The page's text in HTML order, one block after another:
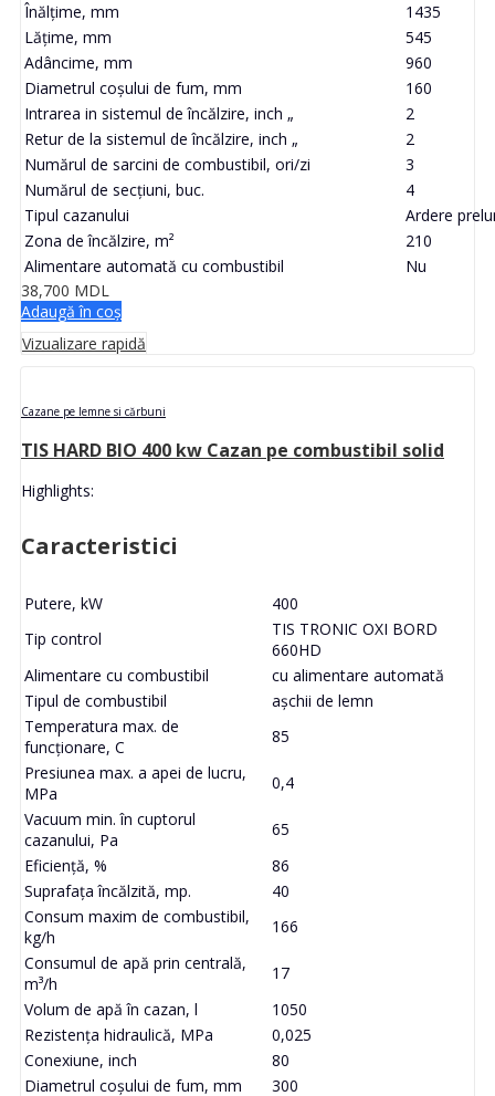
Înălţime, mm
1435
Lăţime, mm
545
Adâncime, mm
960
Diametrul coșului de fum, mm
160
Intrarea in sistemul de încălzire, inch „
2
Retur de la sistemul de încălzire, inch „
2
Numărul de sarcini de combustibil, ori/zi
3
Numărul de secțiuni, buc.
4
Tipul cazanului
Ardere
Zona de încălzire, m²
210
Alimentare automată cu combustibil
Nu
38,700 MDL
Adaugă în coș
Vizualizare rapidă
Cazane pe lemne si cărbuni
TIS HARD BIO 400 kw Cazan pe combustibil solid
Highlights:
Caracteristici
Putere, kW
400
Tip control
TIS TRONIC OXI BORD
660HD
Alimentare cu combustibil
cu alimentare automată
Tipul de combustibil
așchii de lemn
Temperatura max. de
funcționare, C
85
Presiunea max. a apei de lucru,
MPa
0,4
Vacuum min. în cuptorul
cazanului, Pa
65
Eficiență, %
86
Suprafața încălzită, mp.
40
Consum maxim de combustibil,
kg/h
166
Consumul de apă prin centrală,
m³/h
17
Volum de apă în cazan, l
1050
Rezistența hidraulică, MPa
0,025
Conexiune, inch
80
Diametrul coșului de fum, mm
300